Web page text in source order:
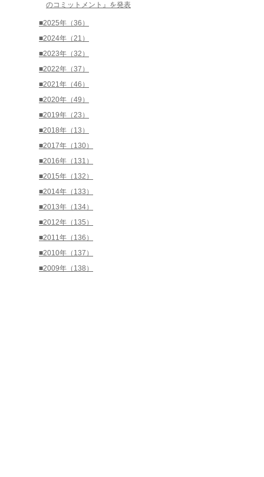
のコミットメント』を発表
■2025年（36）
■2024年（21）
■2023年（32）
■2022年（37）
■2021年（46）
■2020年（49）
■2019年（23）
■2018年（13）
■2017年（130）
■2016年（131）
■2015年（132）
■2014年（133）
■2013年（134）
■2012年（135）
■2011年（136）
■2010年（137）
■2009年（138）